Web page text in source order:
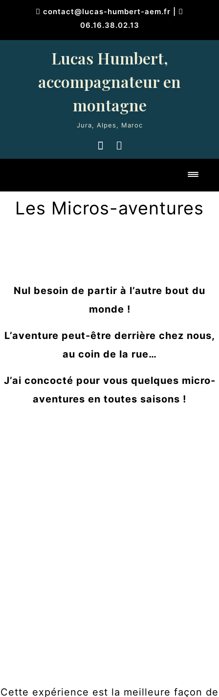
contact@lucas-humbert-aem.fr
06.16.38.02.13
Lucas Humbert,
accompagnateur en
montagne
Jura, Alpes, Maroc
Les Micros-aventures
Nul besoin de partir à l’autre bout du
monde !
L’aventure peut-être derrière chez nous,
au coin de la rue…
J’ai concocté pour vous quelques micro-
aventures en toutes saisons !
Cette expérience est la meilleure façon de